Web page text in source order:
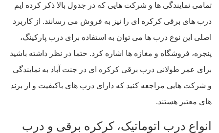
تمامی نمایندگی ها و شرکت هایی که در جدول بالا ذکر کرده ایم
درب های برقی کرکره ای را نیز به فروش می رسانند. از کاربرد
اصلی این نوع درب ها می توان به استفاده برای درب پارکینگ،
پنجره، فروشگاه و مغازه ها اشاره کرد. حتما در نظر داشته باشید
برای عمر طولانی درب برقی کرکره ای در جنت آباد به نمایندگی
و شرکت هایی مراجعه کنید که دارای درب های باکیفیت و از برند
های معتبر هستند.
انواع درب اتوماتیک، کرکره برقی و درب